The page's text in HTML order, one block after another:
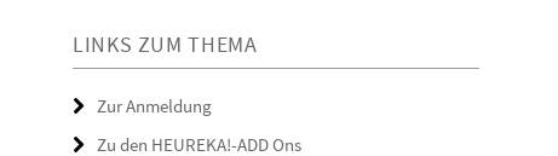
LINKS ZUM THEMA
Zur Anmeldung
Zu den HEUREKA!-ADD Ons